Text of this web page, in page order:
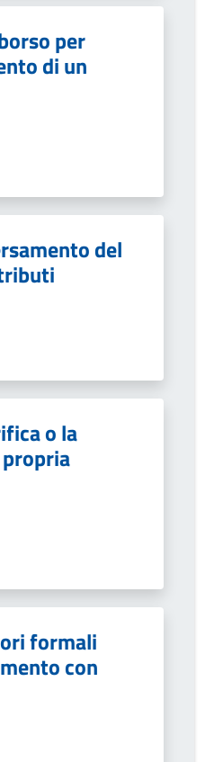
per
di un
del
o la
formali
con